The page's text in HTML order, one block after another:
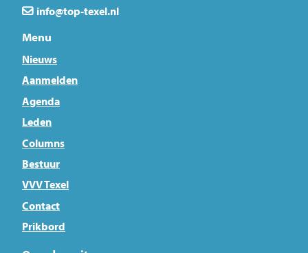
info@top-texel.nl
Menu
Nieuws
Aanmelden
Agenda
Leden
Columns
Bestuur
VVV Texel
Contact
Prikbord